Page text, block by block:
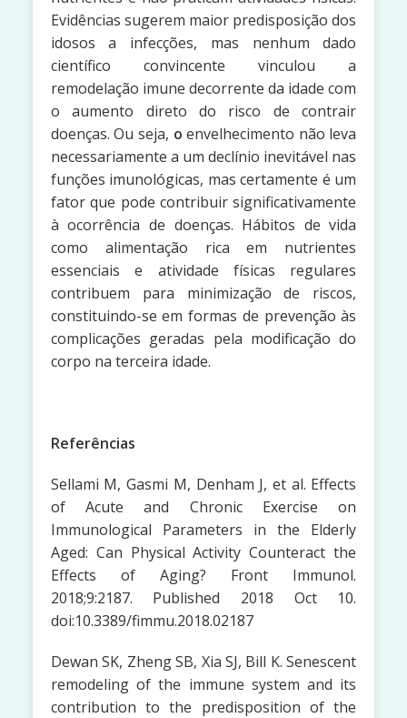
Evidências sugerem maior predisposição dos
idosos a infecções, mas nenhum dado
científico convincente vinculou a
remodelação imune decorrente da idade com
o aumento direto do risco de contrair
doenças. Ou seja, oenvelhecimento não leva
necessariamente a um declínio inevitável nas
funções imunológicas, mas certamente é um
fator que pode contribuir significativamente
à ocorrência de doenças. Hábitos de vida
como alimentação rica em nutrientes
essenciais e atividade físicas regulares
contribuem para minimização de riscos,
constituindo-se em formas de prevenção às
complicações geradas pela modificação do
corpo na terceira idade.
Referências
Sellami M, Gasmi M, Denham J, et al. Effects
of Acute and Chronic Exercise on
Immunological Parameters in the Elderly
Aged: Can Physical Activity Counteract the
Effects of Aging? Front Immunol.
2018;9:2187. Published 2018 Oct 10.
doi:10.3389/fimmu.2018.02187
Dewan SK, Zheng SB, Xia SJ, Bill K. Senescent
remodeling of the immune system and its
contribution to the predisposition of the